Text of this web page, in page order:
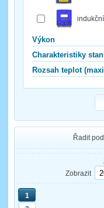
Výkon
Charakteristiky
Rozsah teplot
Řadit
Zobrazit
1